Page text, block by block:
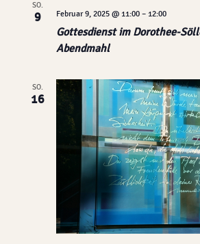
SO.
9
Gottesdienst im Dorothee-
Abendmahl
Februar 9, 2025 @ 11:00– 12:00
SO.
16